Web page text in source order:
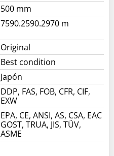
500 mm
7590.2590.2970 m
Original
Best condition
Japón
DDP, FAS, FOB, CFR, CIF,
EXW
EPA, CE, ANSI, AS, CSA, EAC
GOST, TRUA, JIS, TÜV,
ASME